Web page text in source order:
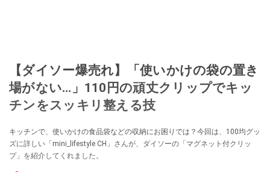
【ダイソー爆売れ】「使いかけの袋の置き
場がない…」110円の頑丈クリップでキッ
チンをスッキリ整える技
キッチンで、使いかけの食品袋などの収納にお困りでは？今回は、100均グッ
ズに詳しい「mini_lifestyle CH」さんが、ダイソーの「マグネット付クリッ
プ」を紹介してくれました。